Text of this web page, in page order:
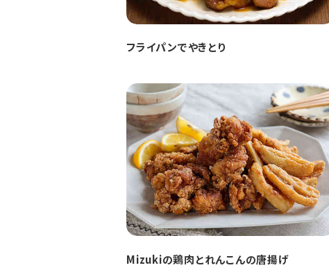
フライパンでやきとり
Mizukiの鶏肉とれんこんの唐揚げ